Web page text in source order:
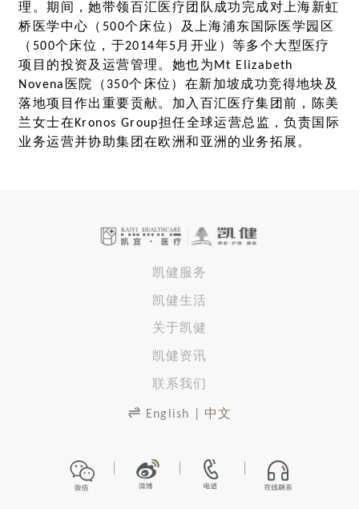
理。期间，她带领百汇医疗团队成功完成对上海新虹
桥医学中心（500个床位）及上海浦东国际医学园区
（500个床位，于2014年5月开业）等多个大型医疗
项目的投资及运营管理。她也为Mt Elizabeth
Novena医院（350个床位）在新加坡成功竞得地块及
落地项目作出重要贡献。加入百汇医疗集团前，陈美
兰女士在Kronos Group担任全球运营总监，负责国际
业务运营并协助集团在欧洲和亚洲的业务拓展。
凯健服务
凯健生活
关于凯健
凯健资讯
联系我们
English 中文